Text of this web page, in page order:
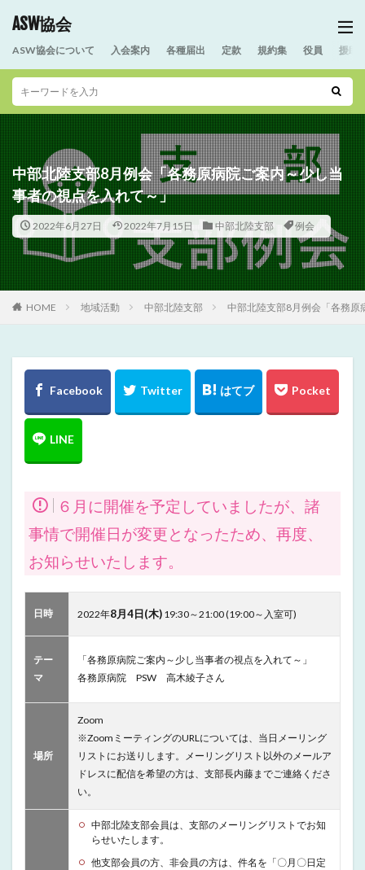
ASW協会
ASW協会について 入会案内 各種届出 定款 規約集 役員 援助
中部北陸支部8月例会「各務原病院ご案内～少し当
事者の視点を入れて～」
2022年6月27日 2022年7月15日 中部北陸支部 例会
HOME 地域活動 中部北陸支部 中部北陸支部8月例会「各務原
６月に開催を予定していましたが、諸
事情で開催日が変更となったため、再度、
お知らせいたします。
日時 2022年8月4日(木) 19:30～21:00 (19:00～入室可)
テー
マ
「各務原病院ご案内～少し当事者の視点を入れて～」
各務原病院 PSW 高木綾子さん
場所
Zoom
※ZoomミーティングのURLについては、当日メーリング
リストにお送りします。メーリングリスト以外のメールア
ドレスに配信を希望の方は、支部長内藤までご連絡くださ
い。
中部北陸支部会員は、支部のメーリングリストでお知
らせいたします。
他支部会員の方、非会員の方は、件名を「〇月〇日定